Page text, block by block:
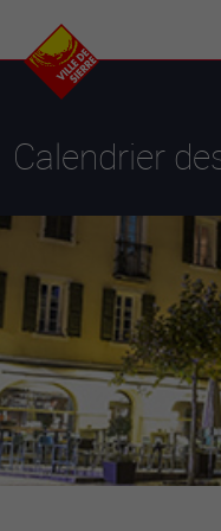
Calendrier